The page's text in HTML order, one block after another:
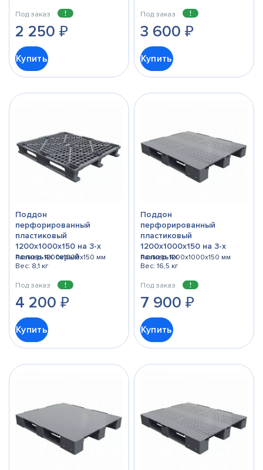
Под заказ
2 250₽
Купить
Под заказ
3 600 ₽
Купить
Поддон
перфорированный
пластиковый
1200х1000x150 на 3-х
полозьях серый
Размер: 1200x1000x150 мм
Вес: 8,1 кг
Под заказ
4 200₽
Купить
Поддон
перфорированный
пластиковый
1200х1000х150 на 3-х
полозьях
Размер: 1200x1000x150 мм
Вес: 16,5 кг
Под заказ
7 900 ₽
Купить